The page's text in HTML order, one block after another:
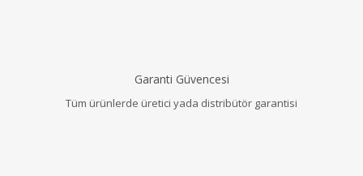
Garanti Güvencesi
Tüm ürünlerde üretici yada distribütör garantisi